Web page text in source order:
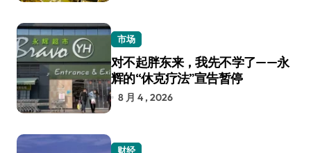
市场
对不起胖东来，我先不学了——永
辉的“休克疗法”宣告暂停
8 月 4 , 2026
财经